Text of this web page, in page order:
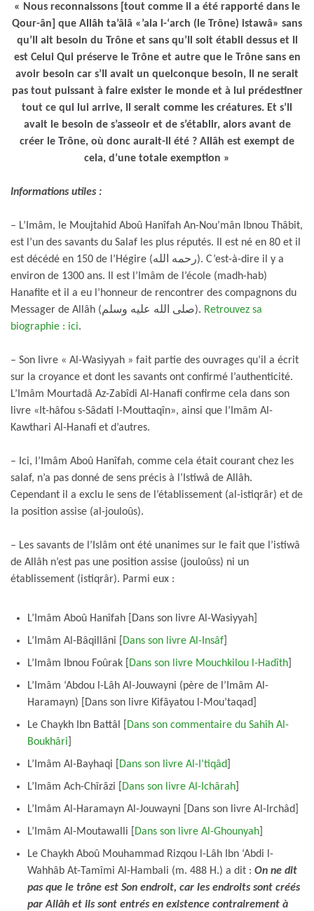
« Nous reconnaissons [tout comme il a été rapporté dans le
Qour-ân] que Allâh ta’âlâ «’ala l-‘arch (le Trône) istawâ» sans
qu’Il ait besoin du Trône et sans qu’Il soit établi dessus et Il
est Celui Qui préserve le Trône et autre que le Trône sans en
avoir besoin car s’Il avait un quelconque besoin, Il ne serait
pas tout puissant à faire exister le monde et à lui prédestiner
tout ce qui lui arrive, Il serait comme les créatures. Et s’Il
avait le besoin de s’asseoir et de s’établir, alors avant de
créer le Trône, où donc aurait-Il été ? Allâh est exempt de
cela, d’une totale exemption »
Informations utiles :
– L’Imâm, le Moujtahid Aboû Hanîfah An-Nou’mân Ibnou Thâbit,
est l’un des savants du Salaf les plus réputés. Il est né en 80 et il
est décédé en 150 de l’Hégire (رحمه الله). C’est-à-dire il y a
environ de 1300 ans. Il est l’Imâm de l’école (madh-hab)
Hanafite et il a eu l’honneur de rencontrer des compagnons du
Messager de Allâh (صلى الله عليه وسلم). Retrouvez sa
biographie : ici.
– Son livre « Al-Wasiyyah » fait partie des ouvrages qu’il a écrit
sur la croyance et dont les savants ont confirmé l’authenticité.
L’Imâm Mourtadâ Az-Zabîdi Al-Hanafi confirme cela dans son
livre «It-hâfou s-Sâdati l-Mouttaqîn», ainsi que l’Imâm Al-
Kawthari Al-Hanafi et d’autres.
– Ici, l’Imâm Aboû Hanîfah, comme cela était courant chez les
salaf, n’a pas donné de sens précis à l’Istiwâ de Allâh.
Cependant il a exclu le sens de l’établissement (al-istiqrâr) et de
la position assise (al-jouloûs).
– Les savants de l’Islâm ont été unanimes sur le fait que l’istiwâ
de Allâh n’est pas une position assise (jouloûss) ni un
établissement (istiqrâr). Parmi eux :
L’Imâm Aboû Hanîfah [Dans son livre Al-Wasiyyah]
L’Imâm Al-Bâqillâni [
Dans son livre Al-Insâf
L’Imâm Ibnou Foûrak [
Dans son livre Mouchkilou l-Hadîth
L’Imâm ‘Abdou l-Lâh Al-Jouwayni (père de l’Imâm Al-
Haramayn) [Dans son livre Kifâyatou l-Mou’taqad]
Le Chaykh Ibn Battâl [
Dans son commentaire du Sahîh Al-
Boukhâri
L’Imâm Al-Bayhaqi [
Dans son livre Al-I’tiqâd
L’Imâm Ach-Chîrâzi [
Dans son livre Al-Ichârah
L’Imâm Al-Haramayn Al-Jouwayni [Dans son livre Al-Irchâd]
L’Imâm Al-Moutawalli [
Dans son livre Al-Ghounyah
Le Chaykh Aboû Mouhammad Rizqou l-Lâh Ibn ‘Abdi l-
Wahhâb At-Tamîmi Al-Hambali (m. 488 H.) a dit : On ne dit
pas que le trône est Son endroit, car les endroits sont créés
par Allâh et ils sont entrés en existence contrairement à